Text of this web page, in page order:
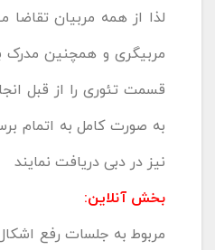
لذا از همه مربیان
مربیگری و همچنین
قسمت تئوری را از قبل
به صورت کامل به اتمام
نیز در دبی دریافت نمایند
بخش آنلاین:
مربوط به جلسات رفع